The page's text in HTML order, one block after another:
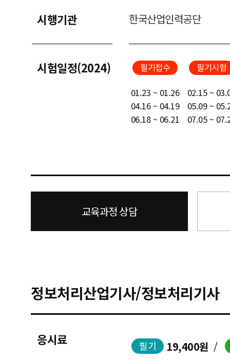
시행기관 한국산업인력공단
시험일정(2024) 필기접수 필기시험
01.23 ~ 01.26
02.15 ~
04.16 ~ 04.19
05.09 ~
06.18 ~ 06.21
07.05 ~
교육과정 상담
정보처리산업기사/정보처리기사
응시료 필기 19,400원 /